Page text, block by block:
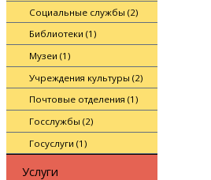
Социальные службы (2)
Библиотеки (1)
Музеи (1)
Учреждения культуры (2)
Почтовые отделения (1)
Госслужбы (2)
Госуслуги (1)
Услуги